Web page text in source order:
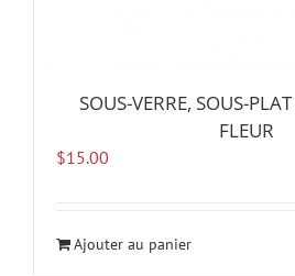
SOUS-VERRE, SOUS-
FLEUR
$15.00
Ajouter au panier